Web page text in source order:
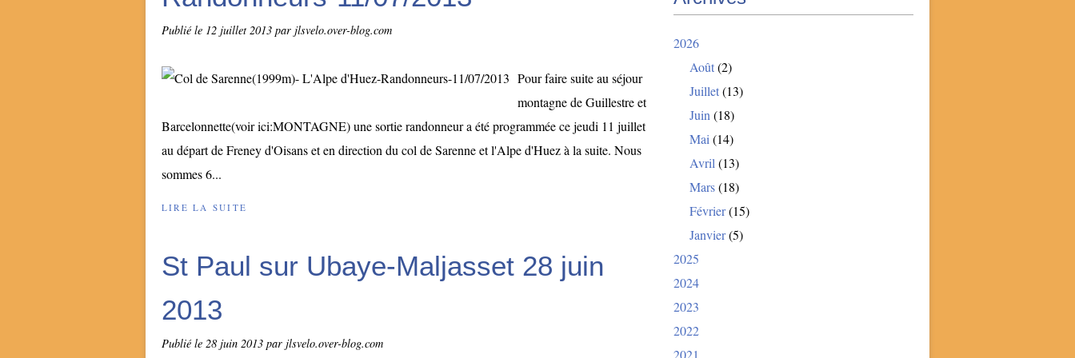
Publié le 12 juillet 2013 par jlsvelo.over-blog.com
Pour faire suite au séjour
montagne de Guillestre et
Barcelonnette(voir ici:MONTAGNE) une sortie randonneur a été programmée ce jeudi 11 juillet
au départ de Freney d'Oisans et en direction du col de Sarenne et l'Alpe d'Huez à la suite. Nous
sommes 6...
LIRE LA SUITE
St Paul sur Ubaye-Maljasset 28 juin
2013
Publié le 28 juin 2013 par jlsvelo.over-blog.com
2026
Août(2)
Juillet(13)
Juin (18)
Mai (14)
Avril (13)
Mars(18)
Février(15)
Janvier(5)
2025
2024
2023
2022
2021